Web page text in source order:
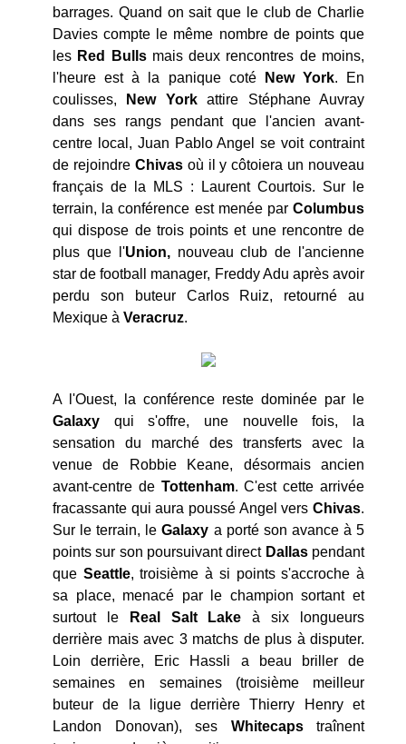
barrages. Quand on sait que le club de Charlie
Davies compte le même nombre de points que
les Red Bullsmais deux rencontres de moins,
l'heure est à la panique coté
New York. En
coulisses,
New Yorkattire Stéphane Auvray
dans ses rangs pendant que l'ancien avant-
centre local, Juan Pablo Angel se voit contraint
de rejoindre Chivasoù il y côtoiera un nouveau
français de la MLS : Laurent Courtois. Sur le
terrain, la conférence est menée par Columbus
qui dispose de trois points et une rencontre de
plus que l'Union, nouveau club de l'ancienne
star de football manager, Freddy Adu après avoir
perdu son buteur Carlos Ruiz, retourné au
Mexique à Veracruz.
A l'Ouest, la conférence reste dominée par le
Galaxy qui s'offre, une nouvelle fois, la
sensation du marché des transferts avec la
venue de Robbie Keane, désormais ancien
avant-centre de Tottenham. C'est cette arrivée
fracassante qui aura poussé Angel vers Chivas.
Sur le terrain, leGalaxy a porté son avance à 5
points sur son poursuivant direct Dallaspendant
que Seattle, troisième à si points s'accroche à
sa place, menacé par le champion sortant et
surtout le
Real Salt Lake à six longueurs
derrière mais avec 3 matchs de plus à disputer.
Loin derrière, Eric Hassli a beau briller de
semaines en semaines (troisième meilleur
buteur de la ligue derrière Thierry Henry et
Landon Donovan), ses Whitecapstraînent